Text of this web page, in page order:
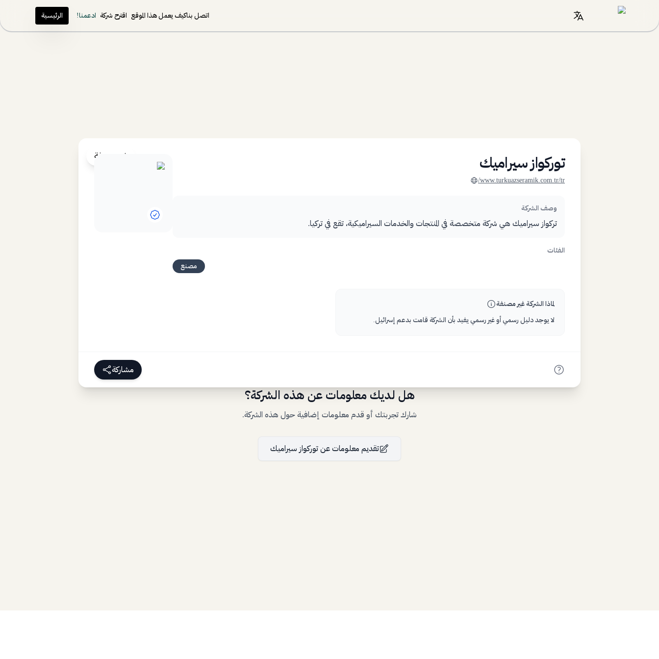
اتصل بناكيف يعمل هذا الموقع اقترح شركة ادعمنا! الرئيسية
غير مصنفة توركواز سيراميك
www.turkuazseramik.com.tr/tr/
وصف الشركة
تركواز سيراميك هي شركة متخصصة في المنتجات والخدمات السيراميكية، تقع في تركيا.
الفئات
مصنع
لماذا الشركة غير مصنفة
لا يوجد دليل رسمي أو غير رسمي يفيد بأن الشركة قامت بدعم إسرائيل.
مشاركة
هل لديك معلومات عن هذه الشركة؟
شارك تجربتك أو قدم معلومات إضافية حول هذه الشركة.
تقديم معلوماتعنتوركواز سيراميك